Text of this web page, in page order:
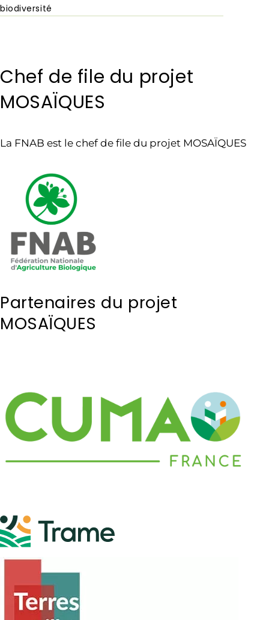
biodiversité
Chef de file du projet
MOSAÏQUES
La FNAB est le chef de file du projet MOSAÏQUES
Partenaires du projet
MOSAÏQUES